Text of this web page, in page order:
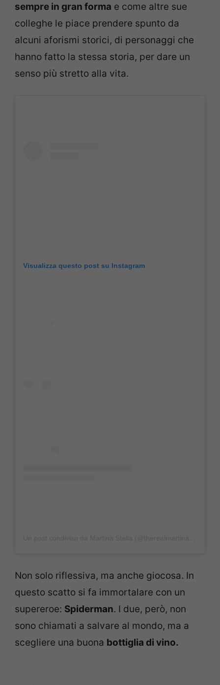
sempre in gran forma e come altre sue
colleghe le piace prendere spunto da
alcuni aforismi storici, di personaggi che
hanno fatto la stessa storia, per dare un
senso più stretto alla vita.
Visualizza questo post su Instagram
Non solo riflessiva, ma anche giocosa. In
questo scatto si fa immortalare con un
supereroe: Spiderman. I due, però, non
sono chiamati a salvare al mondo, ma a
scegliere una buona bottiglia di vino.